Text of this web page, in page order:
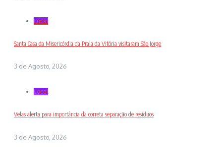
Local
Santa Casa da Misericórdia da Praia da Vitória visitaram São Jorge
3 de Agosto, 2026
Local
Velas alerta para importância da correta separação de resíduos
3 de Agosto, 2026